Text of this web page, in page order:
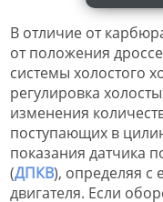
В отличие от
от положения
системы холостого
регулировка
изменения
поступающих в
показания датчика
(ДПКВ), определяя с
двигателя. Если